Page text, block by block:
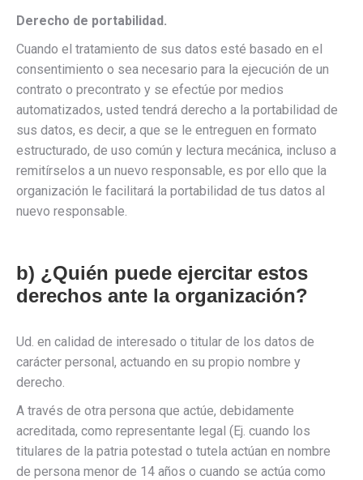
Derecho de portabilidad.
Cuando el tratamiento de sus datos esté basado en el
consentimiento o sea necesario para la ejecución de un
contrato o precontrato y se efectúe por medios
automatizados, usted tendrá derecho a la portabilidad de
sus datos, es decir, a que se le entreguen en formato
estructurado, de uso común y lectura mecánica, incluso a
remitírselos a un nuevo responsable, es por ello que la
organización le facilitará la portabilidad de tus datos al
nuevo responsable.
b) ¿Quién puede ejercitar estos
derechos ante la organización?
Ud. en calidad de interesado o titular de los datos de
carácter personal, actuando en su propio nombre y
derecho.
A través de otra persona que actúe, debidamente
acreditada, como representante legal (Ej. cuando los
titulares de la patria potestad o tutela actúan en nombre
de persona menor de 14 años o cuando se actúa como